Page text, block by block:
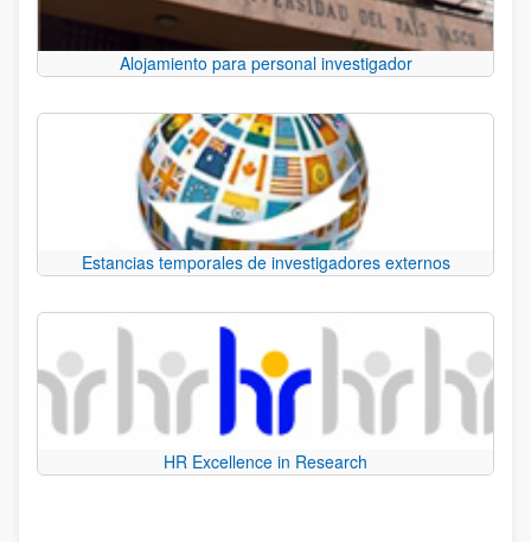
Alojamiento para personal investigador
Estancias temporales de investigadores externos
HR Excellence in Research